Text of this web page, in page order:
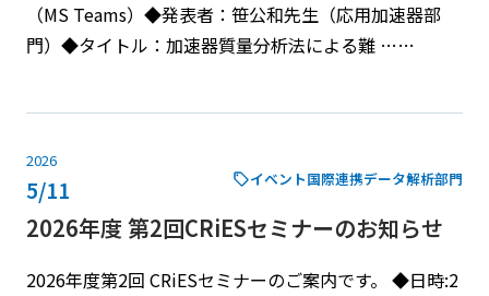
（MS Teams）◆発表者：笹公和先生（応用加速器部
門）◆タイトル：加速器質量分析法による難 ……
2026
5/11 イベント国際連携データ解析部門
2026年度 第2回CRiESセミナーのお知らせ
2026年度第2回 CRiESセミナーのご案内です。 ◆日時:2